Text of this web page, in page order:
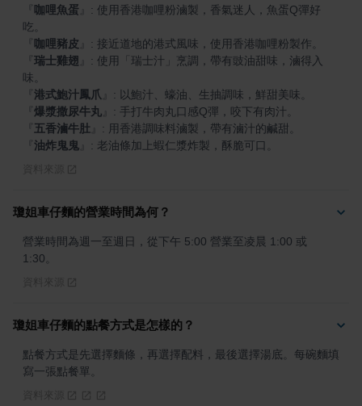
咖哩魚蛋
: 使用香港咖哩粉滷製，香氣迷人，魚蛋Q彈好
咖哩豬皮
瑞士雞翅
: 使用「瑞士汁」烹調，帶有豉油甜味，滷得入
港式鮑汁鳳爪
爆漿撒尿牛丸
五香滷牛肚
油炸鬼鬼 : 老油條加上蝦仁漿炸製，酥脆可口。
瓊姐車仔麵的營業時間為何？
營業時間為週一至週日，從下午 5:00 營業至凌晨 1:00 或
1:30。
瓊姐車仔麵的點餐方式是怎樣的？
點餐方式是先選擇麵條，再選擇配料，最後選擇湯底。每碗麵填
寫一張點餐單。